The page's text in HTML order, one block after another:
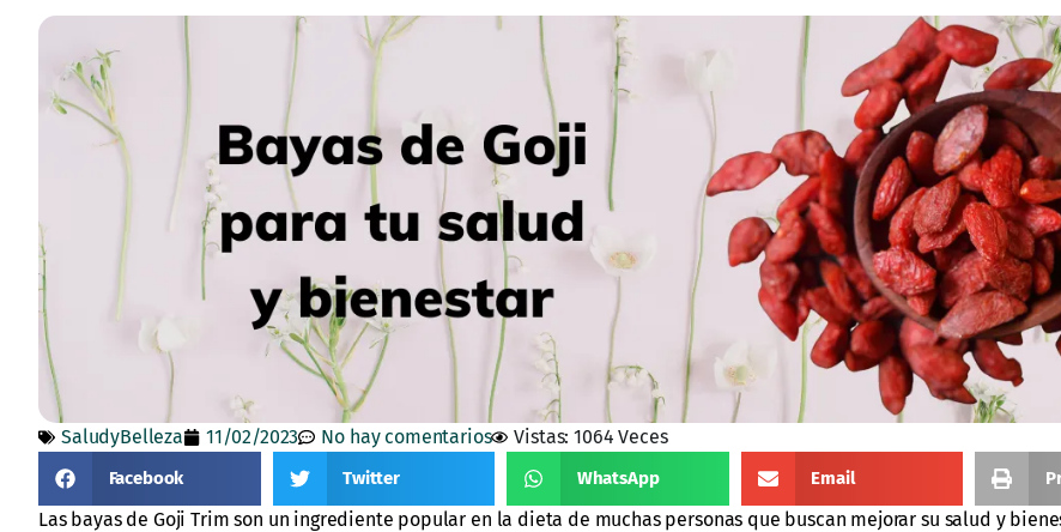
SaludyBelleza 11/02/2023 No hay comentarios Vistas: 1064 Veces
Facebook Twitter WhatsApp Email
Las bayas de Goji Trim son un ingrediente popular en la dieta de muchas personas que buscan mejorar su salud y